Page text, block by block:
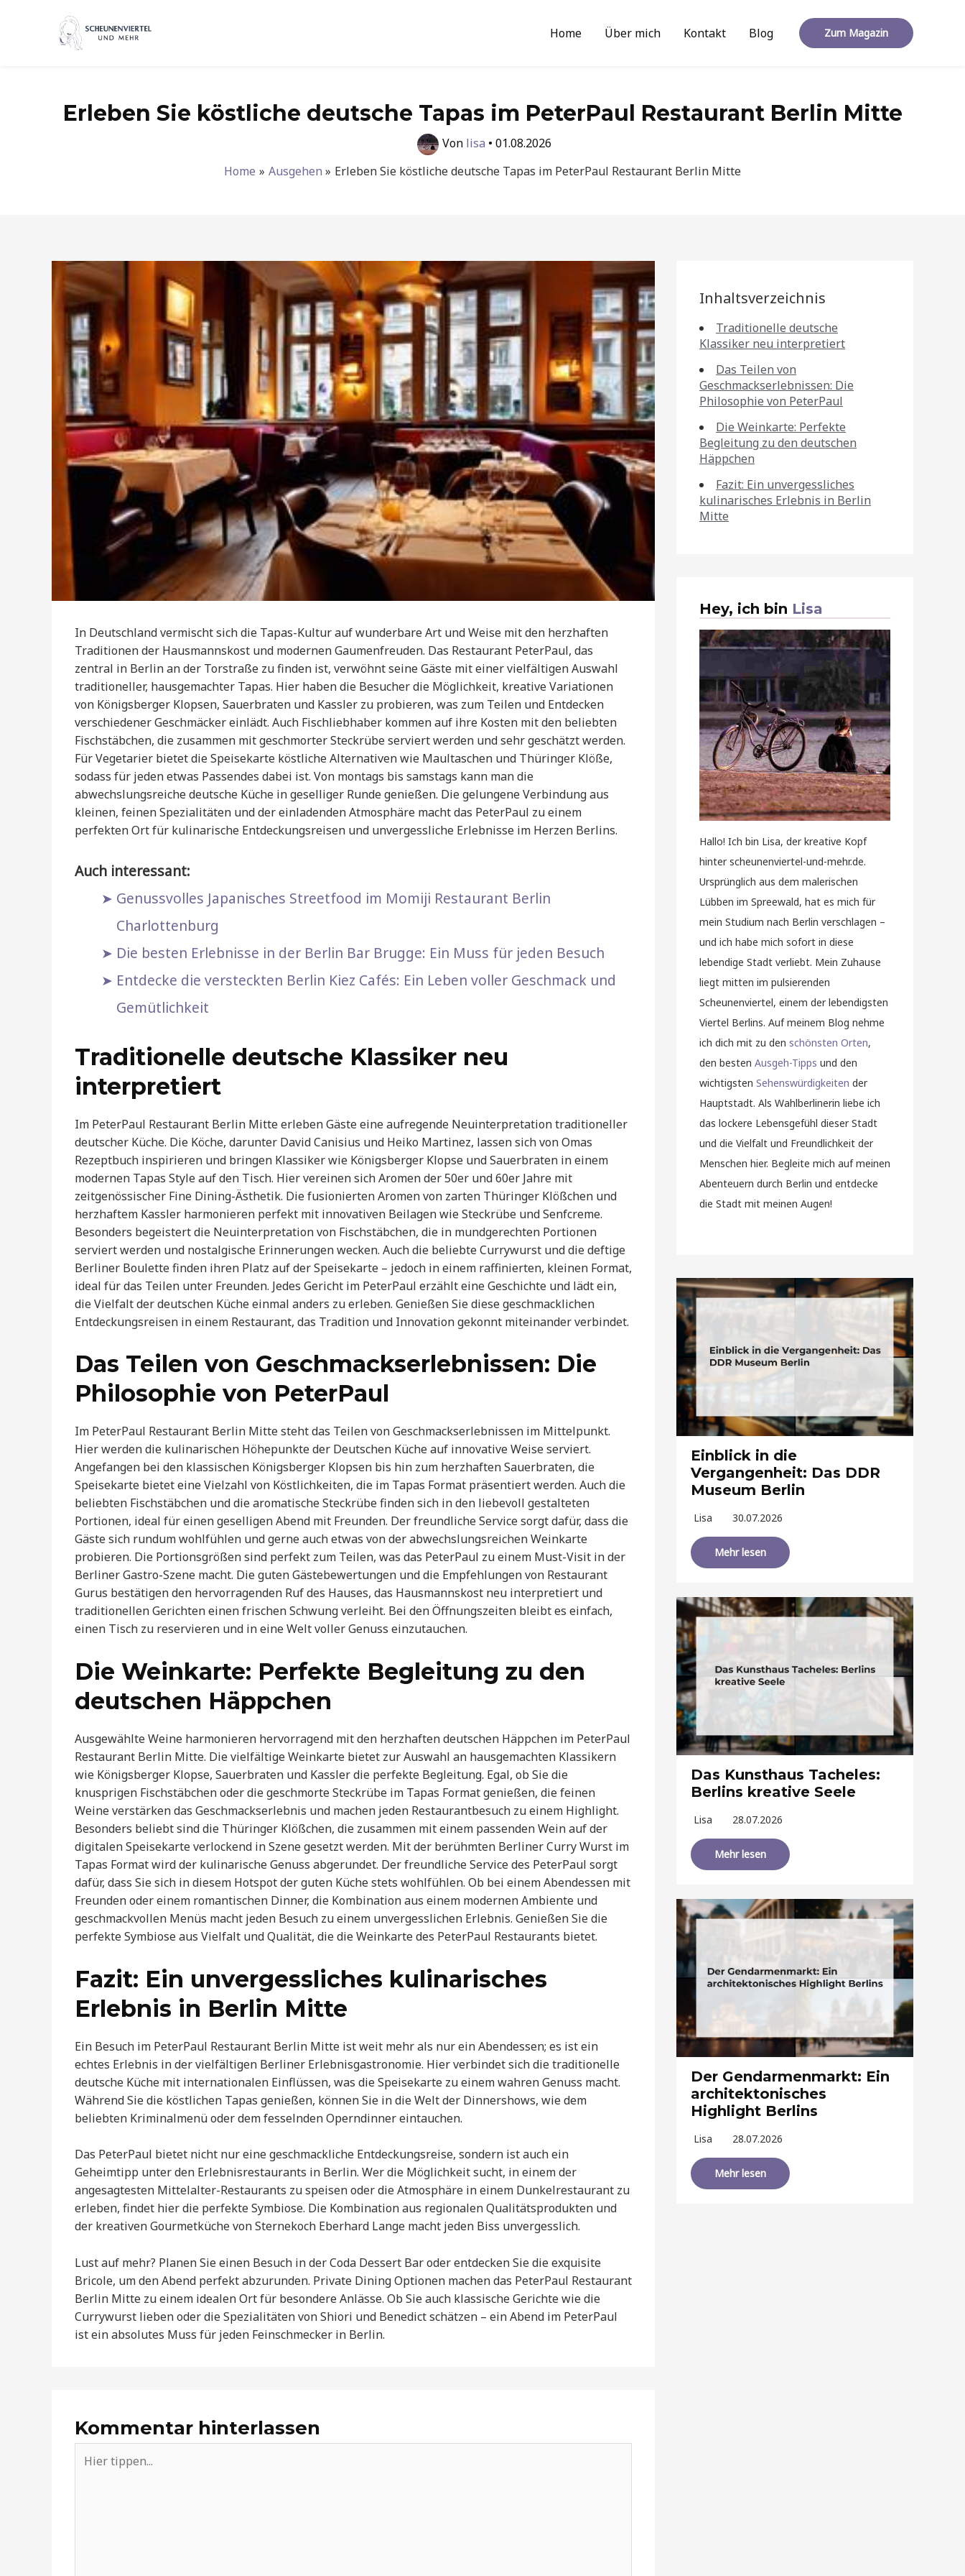
Home Über mich Kontakt Blog Zum Magazin
Erleben Sie köstliche deutsche Tapas im PeterPaul Restaurant Berlin Mitte
Von lisa • 01.08.2026
Home
Ausgehen Erleben Sie köstliche deutsche Tapas im PeterPaul Restaurant Berlin Mitte
In Deutschland vermischt sich die Tapas-Kultur auf wunderbare Art und Weise mit den herzhaften
Traditionen der Hausmannskost und modernen Gaumenfreuden. Das Restaurant PeterPaul, das
zentral in Berlin an der Torstraße zu finden ist, verwöhnt seine Gäste mit einer vielfältigen Auswahl
traditioneller, hausgemachter Tapas. Hier haben die Besucher die Möglichkeit, kreative Variationen
von Königsberger Klopsen, Sauerbraten und Kassler zu probieren, was zum Teilen und Entdecken
verschiedener Geschmäcker einlädt. Auch Fischliebhaber kommen auf ihre Kosten mit den beliebten
Fischstäbchen, die zusammen mit geschmorter Steckrübe serviert werden und sehr geschätzt werden.
Für Vegetarier bietet die Speisekarte köstliche Alternativen wie Maultaschen und Thüringer Klöße,
sodass für jeden etwas Passendes dabei ist. Von montags bis samstags kann man die
abwechslungsreiche deutsche Küche in geselliger Runde genießen. Die gelungene Verbindung aus
kleinen, feinen Spezialitäten und der einladenden Atmosphäre macht das PeterPaul zu einem
perfekten Ort für kulinarische Entdeckungsreisen und unvergessliche Erlebnisse im Herzen Berlins.
Auch interessant:
Genussvolles Japanisches Streetfood im Momiji Restaurant Berlin
Charlottenburg
Die besten Erlebnisse in der Berlin Bar Brugge: Ein Muss für jeden Besuch
Entdecke die versteckten Berlin Kiez Cafés: Ein Leben voller Geschmack und
Gemütlichkeit
Traditionelle deutsche Klassiker neu
interpretiert
Im PeterPaul Restaurant Berlin Mitte erleben Gäste eine aufregende Neuinterpretation traditioneller
deutscher Küche. Die Köche, darunter David Canisius und Heiko Martinez, lassen sich von Omas
Rezeptbuch inspirieren und bringen Klassiker wie Königsberger Klopse und Sauerbraten in einem
modernen Tapas Style auf den Tisch. Hier vereinen sich Aromen der 50er und 60er Jahre mit
zeitgenössischer Fine Dining-Ästhetik. Die fusionierten Aromen von zarten Thüringer Klößchen und
herzhaftem Kassler harmonieren perfekt mit innovativen Beilagen wie Steckrübe und Senfcreme.
Besonders begeistert die Neuinterpretation von Fischstäbchen, die in mundgerechten Portionen
serviert werden und nostalgische Erinnerungen wecken. Auch die beliebte Currywurst und die deftige
Berliner Boulette finden ihren Platz auf der Speisekarte – jedoch in einem raffinierten, kleinen Format,
ideal für das Teilen unter Freunden. Jedes Gericht im PeterPaul erzählt eine Geschichte und lädt ein,
die Vielfalt der deutschen Küche einmal anders zu erleben. Genießen Sie diese geschmacklichen
Entdeckungsreisen in einem Restaurant, das Tradition und Innovation gekonnt miteinander verbindet.
Das Teilen von Geschmackserlebnissen: Die
Philosophie von PeterPaul
Im PeterPaul Restaurant Berlin Mitte steht das Teilen von Geschmackserlebnissen im Mittelpunkt.
Hier werden die kulinarischen Höhepunkte der Deutschen Küche auf innovative Weise serviert.
Angefangen bei den klassischen Königsberger Klopsen bis hin zum herzhaften Sauerbraten, die
Speisekarte bietet eine Vielzahl von Köstlichkeiten, die im Tapas Format präsentiert werden. Auch die
beliebten Fischstäbchen und die aromatische Steckrübe finden sich in den liebevoll gestalteten
Portionen, ideal für einen geselligen Abend mit Freunden. Der freundliche Service sorgt dafür, dass die
Gäste sich rundum wohlfühlen und gerne auch etwas von der abwechslungsreichen Weinkarte
probieren. Die Portionsgrößen sind perfekt zum Teilen, was das PeterPaul zu einem Must-Visit in der
Berliner Gastro-Szene macht. Die guten Gästebewertungen und die Empfehlungen von Restaurant
Gurus bestätigen den hervorragenden Ruf des Hauses, das Hausmannskost neu interpretiert und
traditionellen Gerichten einen frischen Schwung verleiht. Bei den Öffnungszeiten bleibt es einfach,
einen Tisch zu reservieren und in eine Welt voller Genuss einzutauchen.
Die Weinkarte: Perfekte Begleitung zu den
deutschen Häppchen
Ausgewählte Weine harmonieren hervorragend mit den herzhaften deutschen Häppchen im PeterPaul
Restaurant Berlin Mitte. Die vielfältige Weinkarte bietet zur Auswahl an hausgemachten Klassikern
wie Königsberger Klopse, Sauerbraten und Kassler die perfekte Begleitung. Egal, ob Sie die
knusprigen Fischstäbchen oder die geschmorte Steckrübe im Tapas Format genießen, die feinen
Weine verstärken das Geschmackserlebnis und machen jeden Restaurantbesuch zu einem Highlight.
Besonders beliebt sind die Thüringer Klößchen, die zusammen mit einem passenden Wein auf der
digitalen Speisekarte verlockend in Szene gesetzt werden. Mit der berühmten Berliner Curry Wurst im
Tapas Format wird der kulinarische Genuss abgerundet. Der freundliche Service des PeterPaul sorgt
dafür, dass Sie sich in diesem Hotspot der guten Küche stets wohlfühlen. Ob bei einem Abendessen mit
Freunden oder einem romantischen Dinner, die Kombination aus einem modernen Ambiente und
geschmackvollen Menüs macht jeden Besuch zu einem unvergesslichen Erlebnis. Genießen Sie die
perfekte Symbiose aus Vielfalt und Qualität, die die Weinkarte des PeterPaul Restaurants bietet.
Fazit: Ein unvergessliches kulinarisches
Erlebnis in Berlin Mitte
Ein Besuch im PeterPaul Restaurant Berlin Mitte ist weit mehr als nur ein Abendessen; es ist ein
echtes Erlebnis in der vielfältigen Berliner Erlebnisgastronomie. Hier verbindet sich die traditionelle
deutsche Küche mit internationalen Einflüssen, was die Speisekarte zu einem wahren Genuss macht.
Während Sie die köstlichen Tapas genießen, können Sie in die Welt der Dinnershows, wie dem
beliebten Kriminalmenü oder dem fesselnden Operndinner eintauchen.
Das PeterPaul bietet nicht nur eine geschmackliche Entdeckungsreise, sondern ist auch ein
Geheimtipp unter den Erlebnisrestaurants in Berlin. Wer die Möglichkeit sucht, in einem der
angesagtesten Mittelalter-Restaurants zu speisen oder die Atmosphäre in einem Dunkelrestaurant zu
erleben, findet hier die perfekte Symbiose. Die Kombination aus regionalen Qualitätsprodukten und
der kreativen Gourmetküche von Sternekoch Eberhard Lange macht jeden Biss unvergesslich.
Lust auf mehr? Planen Sie einen Besuch in der Coda Dessert Bar oder entdecken Sie die exquisite
Bricole, um den Abend perfekt abzurunden. Private Dining Optionen machen das PeterPaul Restaurant
Berlin Mitte zu einem idealen Ort für besondere Anlässe. Ob Sie auch klassische Gerichte wie die
Currywurst lieben oder die Spezialitäten von Shiori und Benedict schätzen – ein Abend im PeterPaul
ist ein absolutes Muss für jeden Feinschmecker in Berlin.
Kommentar hinterlassen
tippen...
Inhaltsverzeichnis
Traditionelle deutsche
Klassiker neu interpretiert
Das Teilen von
Geschmackserlebnissen: Die
Philosophie von PeterPaul
Die Weinkarte: Perfekte
Begleitung zu den deutschen
Häppchen
Fazit: Ein unvergessliches
kulinarisches Erlebnis in Berlin
Mitte
Hey, ich bin Lisa
Hallo! Ich bin Lisa, der kreative Kopf
hinter scheunenviertel-und-mehr.de.
Ursprünglich aus dem malerischen
Lübben im Spreewald, hat es mich für
mein Studium nach Berlin verschlagen –
und ich habe mich sofort in diese
lebendige Stadt verliebt. Mein Zuhause
liegt mitten im pulsierenden
Scheunenviertel, einem der lebendigsten
Viertel Berlins. Auf meinem Blog nehme
ich dich mit zu den schönsten Orten,
den besten Ausgeh-Tipps und den
wichtigsten Sehenswürdigkeiten der
Hauptstadt. Als Wahlberlinerin liebe ich
das lockere Lebensgefühl dieser Stadt
und die Vielfalt und Freundlichkeit der
Menschen hier. Begleite mich auf meinen
Abenteuern durch Berlin und entdecke
die Stadt mit meinen Augen!
Einblick in die
Vergangenheit: Das DDR
Museum Berlin
Lisa 30.07.2026
Mehr lesen
Das Kunsthaus Tacheles:
Berlins kreative Seele
Lisa 28.07.2026
Mehr lesen
Der Gendarmenmarkt: Ein
architektonisches
Highlight Berlins
Lisa 28.07.2026
Mehr lesen